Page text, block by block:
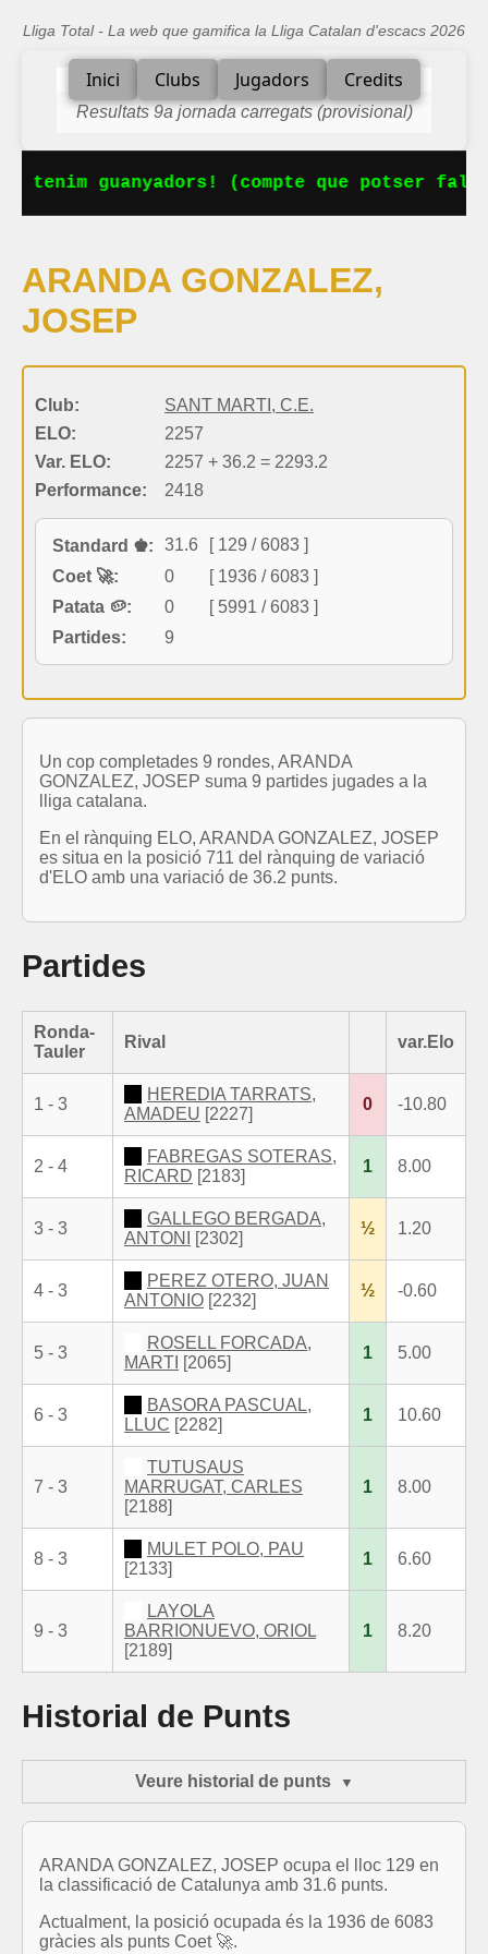
Lliga Total - La web que gamifica la Lliga Catalan d'escacs 2026
Inici Clubs Jugadors Credits
Resultats 9a jornada carregats (provisional)
tenim guanyadors! (compte que potser
ARANDA GONZALEZ,
JOSEP
Club:
SANT MARTI, C.E.
ELO:
2257
Var. ELO:
2257 + 36.2 = 2293.2
Performance:
2418
Standard ♚: 31.6
[ 129 / 6083 ]
Coet 🚀:
0
[ 1936 / 6083 ]
Patata 🥔:
0
[ 5991 / 6083 ]
Partides:
9
Un cop completades 9 rondes, ARANDA
GONZALEZ, JOSEP suma 9 partides jugades a la
lliga catalana.
En el rànquing ELO, ARANDA GONZALEZ, JOSEP
es situa en la posició 711 del rànquing de variació
d'ELO amb una variació de 36.2 punts.
Partides
Ronda-
Tauler
Rival var.Elo
1 - 3
HEREDIA TARRATS,
AMADEU [2227]
0 -10.80
2 - 4
FABREGAS SOTERAS,
RICARD [2183]
1 8.00
3 - 3
GALLEGO BERGADA,
ANTONI
[2302]
½ 1.20
4 - 3
PEREZ OTERO, JUAN
ANTONIO [2232]
½ -0.60
5 - 3
ROSELL FORCADA,
MARTI [2065]
1 5.00
6 - 3
BASORA PASCUAL,
LLUC [2282]
1 10.60
7 - 3
TUTUSAUS
MARRUGAT, CARLES
[2188]
1 8.00
8 - 3
MULET POLO, PAU
[2133]
1 6.60
9 - 3
LAYOLA
BARRIONUEVO, ORIOL
[2189]
1 8.20
Historial de Punts
Veure historial de punts
ARANDA GONZALEZ, JOSEP ocupa el lloc 129 en
la classificació de Catalunya amb 31.6 punts.
Actualment, la posició ocupada és la 1936 de 6083
gràcies als punts Coet 🚀.